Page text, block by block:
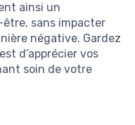
ainsi un
sans impacter
négative. Gardez
d’apprécier vos
soin de votre